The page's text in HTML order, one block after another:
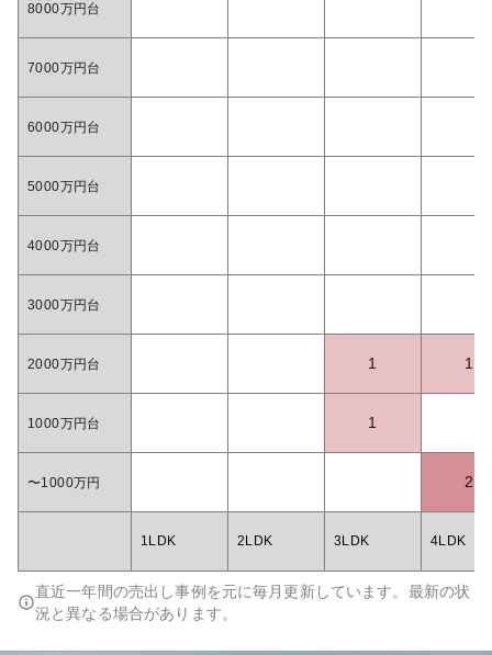
8000万円台
7000万円台
6000万円台
5000万円台
4000万円台
3000万円台
2000万円台 1 1
1000万円台 1
〜1000万円 2
1LDK 2LDK 3LDK 4LDK
直近一年間の売出し事例を元に毎月更新しています。最新の状
況と異なる場合があります。